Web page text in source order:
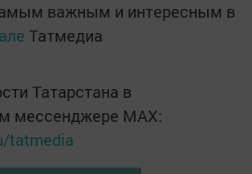
важным и интересным в
Татмедиа
Татарстана в
мессенджере MАХ:
tatmedia